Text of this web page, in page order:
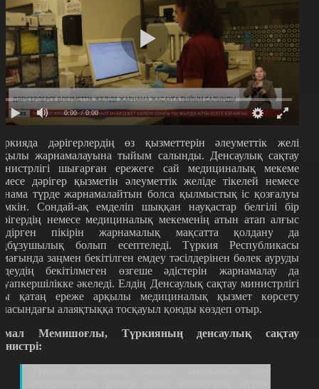
0:00 / 0:00
дәрігерлердің өз қызметтерін әлеуметтік желі
жарнамалауына тыйым салынды. Денсаулық сақтау
шығарған ережеге сай медициналық мекеме
дәрігер қызметін әлеуметтік желіде тікелей немесе
түрде жарнамалайтын болса қылмыстық іс қозғалуы
Сондай-ақ емделіп шыққан науқастар белгілі бір
немесе медициналық мекеменің атын атап алғыс
пікірін жарнамалық мақсатта қолдану да
болып есептеледі. Түркия Республикасы
заңмен бекітілген емдеу тәсілдерінен бөлек ауруды
бекітілмеген өзгеше әдістерін жарнамалау да
әкеледі. Елдің Денсаулық сақтау министрлігі
қатаң ереже арқылы медициналық қызмет көрсету
алаяқтыққа тосқауыл қоюды көздеп отыр.
Мемишоғлы, Түркияның денсаулық сақтау